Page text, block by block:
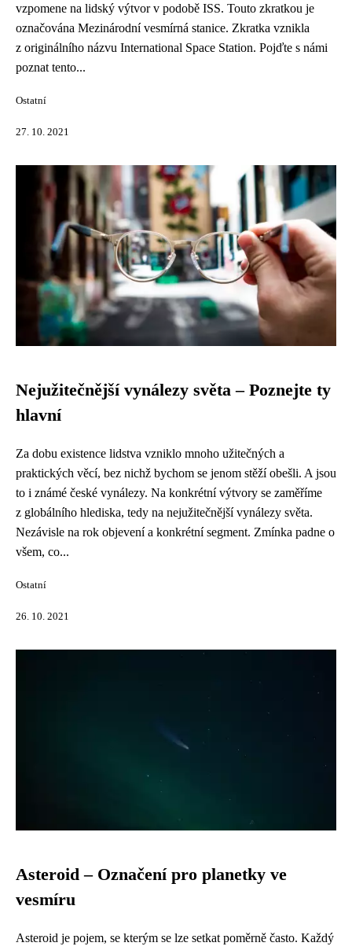
vzpomene na lidský výtvor v podobě ISS. Touto zkratkou je
označována Mezinárodní vesmírná stanice. Zkratka vznikla
z originálního názvu International Space Station. Pojďte s námi
poznat tento...
Ostatní
27. 10. 2021
Nejužitečnější vynálezy světa – Poznejte ty
hlavní
Za dobu existence lidstva vzniklo mnoho užitečných a
praktických věcí, bez nichž bychom se jenom stěží obešli. A jsou
to i známé české vynálezy. Na konkrétní výtvory se zaměříme
z globálního hlediska, tedy na nejužitečnější vynálezy světa.
Nezávisle na rok objevení a konkrétní segment. Zmínka padne o
všem, co...
Ostatní
26. 10. 2021
Asteroid – Označení pro planetky ve
vesmíru
Asteroid je pojem, se kterým se lze setkat poměrně často. Každý